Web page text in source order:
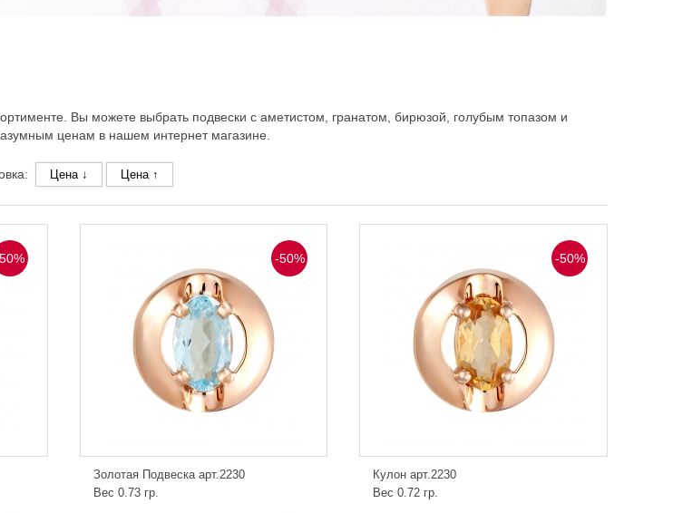
Вы можете выбрать подвески с аметистом, гранатом, бирюзой, голубым топазом и
ценам в нашем интернет магазине.
Цена ↓ Цена ↑
-50%
Золотая Подвеска арт.2230
Вес 0.73 гр.
-50%
Кулон арт.2230
Вес 0.72 гр.